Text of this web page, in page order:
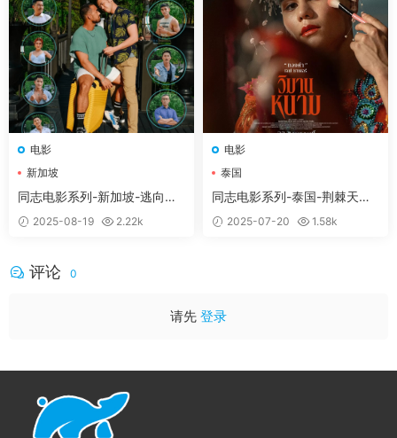
载时，请务必全部下载下来后解压第一个压缩包即
可，文件下载后务必阅读「点击下载」下方的文字。
♥解压密码：请在获取会员后，依次点击「立即下
载」-然后「点击下载」下方有一段文字，请认真阅
读下！！！
提示无法解压：压缩包使用了最新的RAR4和Z7压缩
WinRAR
果你无法解压可以尝试使用这个软件解压。Mac电脑
可以尝试使用
解压软件。
能，如依然无法解压请重新下载。
以用来方便的处理下载下来的文件
https://bearfauna.com/geleiyouyongdegongjurua
njian/
电影
新加坡
同志电影系列-新加坡-逃向真
心 Getaway (2022)
2025-08-19 2.22k
电影
泰国
同志电影系列-泰国-荆棘天堂
วิมานหนาม (2024)
2025-07-20 1.58k
评论 0
请先 登录